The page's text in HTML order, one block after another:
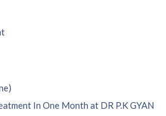
In One Month at DR P.K GYAN